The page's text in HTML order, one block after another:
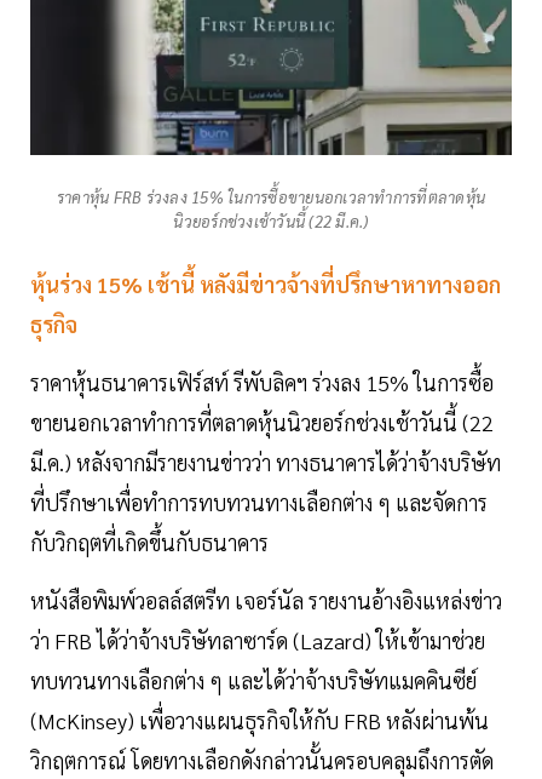
ราคาหุ้น FRB ร่วงลง 15% ในการซื้อขายนอกเวลาทำการที่ตลาดหุ้น
นิวยอร์กช่วงเช้าวันนี้ (22 มี.ค.)
หุ้นร่วง 15% เช้านี้ หลังมีข่าวจ้างที่ปรึกษาหาทางออก
ธุรกิจ
ราคาหุ้นธนาคารเฟิร์สท์ รีพับลิคฯ ร่วงลง 15% ในการซื้อ
ขายนอกเวลาทำการที่ตลาดหุ้นนิวยอร์กช่วงเช้าวันนี้ (22
มี.ค.) หลังจากมีรายงานข่าวว่า ทางธนาคารได้ว่าจ้างบริษัท
ที่ปรึกษาเพื่อทำการทบทวนทางเลือกต่าง ๆ และจัดการ
กับวิกฤตที่เกิดขึ้นกับธนาคาร
หนังสือพิมพ์วอลล์สตรีท เจอร์นัล รายงานอ้างอิงแหล่งข่าว
ว่า FRB ได้ว่าจ้างบริษัทลาซาร์ด (Lazard) ให้เข้ามาช่วย
ทบทวนทางเลือกต่าง ๆ และได้ว่าจ้างบริษัทแมคคินซีย์
(McKinsey) เพื่อวางแผนธุรกิจให้กับ FRB หลังผ่านพ้น
วิกฤตการณ์ โดยทางเลือกดังกล่าวนั้นครอบคลุมถึงการตัด